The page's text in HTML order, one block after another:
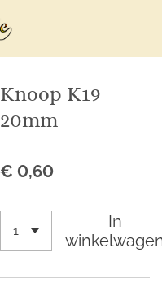
Knoop K19
20mm
€ 0,60
In